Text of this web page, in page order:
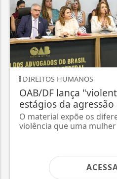
DIREITOS HUMANOS
OAB/DF lança
estágios da
O material expõe os
violência que uma